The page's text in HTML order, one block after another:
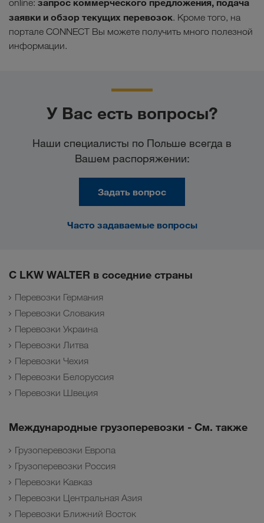
online:
заявки и обзор текущих перевозок. Кроме того, на
портале CONNECT Вы можете получить много полезной
информации.
У Вас есть вопросы?
Наши специалисты по Польше всегда в
Вашем распоряжении:
Задать вопрос
Часто задаваемые вопросы
С LKW WALTER в соседние страны
Перевозки Германия
Перевозки Словакия
Перевозки Украина
Перевозки Литва
Перевозки Чехия
Перевозки Белоруссия
Перевозки Швеция
Международные грузоперевозки - См. также
Грузоперевозки Европа
Грузоперевозки Россия
Перевозки Кавказ
Перевозки Центральная Азия
Перевозки Ближний Восток